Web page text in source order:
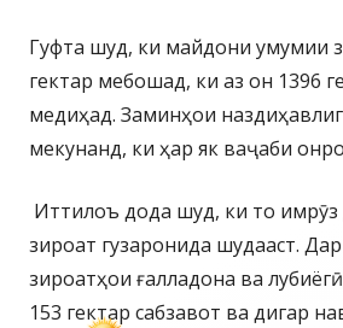
Гуфта шуд, ки майдони умумии
гектар мебошад, ки аз он 1396
медиҳад. Заминҳои
мекунанд, ки ҳар як ваҷаби
Иттилоъ дода шуд, ки то
зироат гузаронида шудааст.
зироатҳои ғалладона ва
153 гектар сабзавот ва дигар